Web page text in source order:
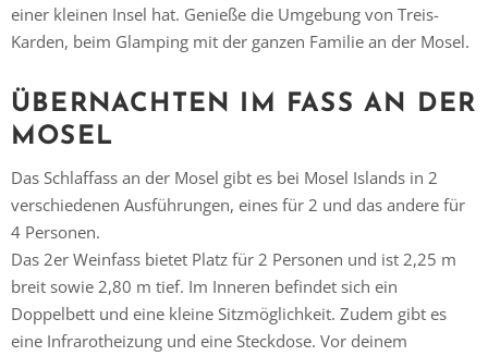
einer kleinen Insel hat. Genieße die Umgebung von Treis-
Karden, beim Glamping mit der ganzen Familie an der Mosel.
ÜBERNACHTEN IM FASS AN DER
MOSEL
Das Schlaffass an der Mosel gibt es bei Mosel Islands in 2
verschiedenen Ausführungen, eines für 2 und das andere für
4 Personen.
Das 2er Weinfass bietet Platz für 2 Personen und ist 2,25 m
breit sowie 2,80 m tief. Im Inneren befindet sich ein
Doppelbett und eine kleine Sitzmöglichkeit. Zudem gibt es
eine Infrarotheizung und eine Steckdose. Vor deinem